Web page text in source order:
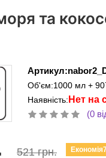
та
Об'єм:1000 мл +
Наявність: Нет на
(0
521 грн.